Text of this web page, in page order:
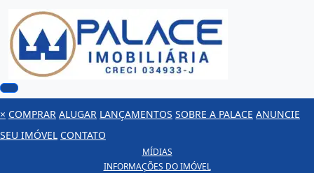
× COMPRAR ALUGAR LANÇAMENTOS SOBRE A PALACE ANUNCIE
SEU IMÓVEL CONTATO
MÍDIAS
INFORMAÇÕES DO IMÓVEL